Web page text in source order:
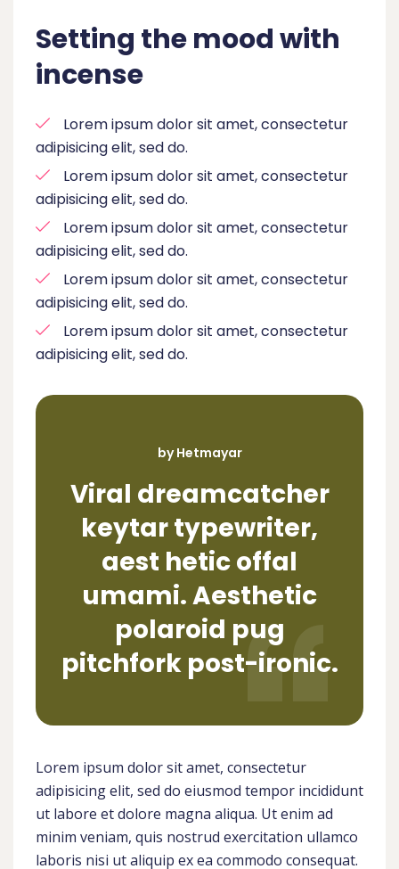
Setting the mood with
incense
Lorem ipsum dolor sit amet, consectetur
adipisicing elit, sed do.
Lorem ipsum dolor sit amet, consectetur
adipisicing elit, sed do.
Lorem ipsum dolor sit amet, consectetur
adipisicing elit, sed do.
Lorem ipsum dolor sit amet, consectetur
adipisicing elit, sed do.
Lorem ipsum dolor sit amet, consectetur
adipisicing elit, sed do.
by Hetmayar
Viral dreamcatcher
keytar typewriter,
aest hetic offal
umami. Aesthetic
polaroid pug
pitchfork post-ironic.
Lorem ipsum dolor sit amet, consectetur
adipisicing elit, sed do eiusmod tempor incididunt
ut labore et dolore magna aliqua. Ut enim ad
minim veniam, quis nostrud exercitation ullamco
laboris nisi ut aliquip ex ea commodo consequat.